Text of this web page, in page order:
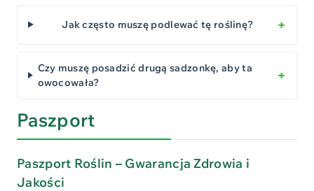
Jak często muszę podlewać tę roślinę?
Czy muszę posadzić drugą sadzonkę, aby ta
owocowała?
Paszport
Paszport Roślin – Gwarancja Zdrowia i
Jakości